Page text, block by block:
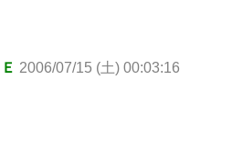
2006/07/15 (土) 00:03:16